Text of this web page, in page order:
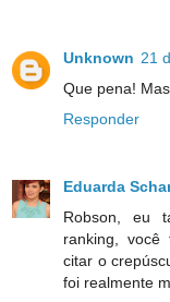
Unknown 21
Que pena!
Responder
Eduarda
Robson, eu
ranking, você
citar o
foi realmente